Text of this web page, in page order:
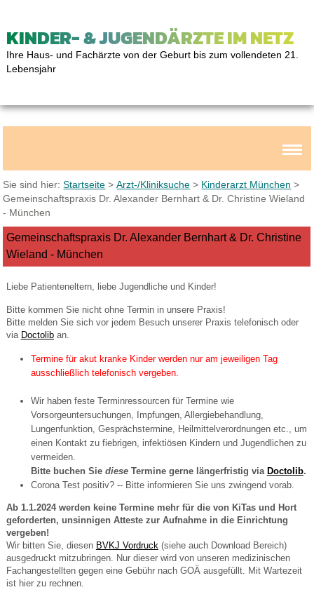
KINDER- & JUGENDÄRZTE IM NETZ
Ihre Haus- und Fachärzte von der Geburt bis zum vollendeten 21.
Lebensjahr
Sie sind hier:Startseite >Arzt-/Kliniksuche > Kinderarzt München >
Gemeinschaftspraxis Dr. Alexander Bernhart & Dr. Christine Wieland
- München
Gemeinschaftspraxis Dr. Alexander Bernhart & Dr. Christine
Wieland - München
Liebe Patienteneltern, liebe Jugendliche und Kinder!
Bitte kommen Sie nicht ohne Termin in unsere Praxis!
Bitte melden Sie sich vor jedem Besuch unserer Praxis telefonisch oder
via Doctoliban.
Termine für akut kranke Kinder werden nur am jeweiligen Tag
ausschließlich telefonisch vergeben.
Wir haben feste Terminressourcen für Termine wie
Vorsorgeuntersuchungen, Impfungen, Allergiebehandlung,
Lungenfunktion, Gesprächstermine, Heilmittelverordnungen etc., um
einen Kontakt zu fiebrigen, infektiösen Kindern und Jugendlichen zu
vermeiden.
Bitte buchen Sie dieseTermine gerne längerfristig via Doctolib.
Corona Test positiv? -- Bitte informieren Sie uns zwingend vorab.
Ab 1.1.2024 werden keine Termine mehr für die von KiTas und Hort
geforderten, unsinnigen Atteste zur Aufnahme in die Einrichtung
vergeben!
Wir bitten Sie, diesen BVKJ Vordruck (siehe auch Download Bereich)
ausgedruckt mitzubringen. Nur dieser wird von unseren medizinischen
Fachangestellten gegen eine Gebühr nach GOÄ ausgefüllt. Mit Wartezeit
ist hier zu rechnen.